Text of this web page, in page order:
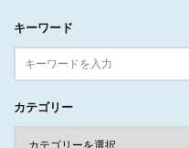
キーワード
カテゴリー